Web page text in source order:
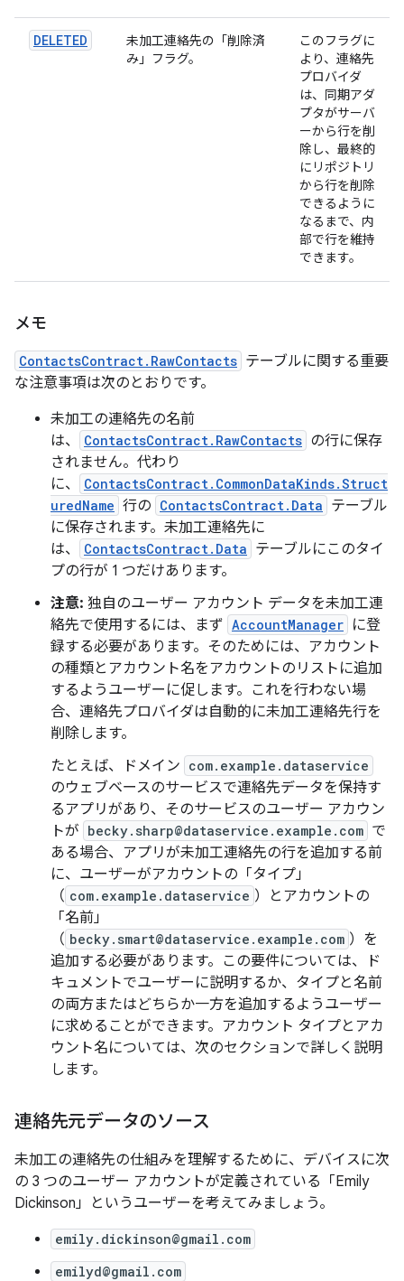
DELETED
未加工連絡先の「削除済
み」フラグ。
このフラグに
より、連絡先
プロバイダ
は、同期アダ
プタがサーバ
ーから行を削
除し、最終的
にリポジトリ
から行を削除
できるように
なるまで、内
部で行を維持
できます。
メモ
ContactsContract.RawContacts テーブルに関する重要
な注意事項は次のとおりです。
未加工の連絡先の名前
は、
ContactsContract.RawContacts の行に保存
されません。代わり
に、
ContactsContract.CommonDataKinds.Struct
uredName 行の ContactsContract.Data テーブル
に保存されます。未加工連絡先に
は、
ContactsContract.Data テーブルにこのタイ
プの行が 1 つだけあります。
注意: 独自のユーザー アカウント データを未加工連
絡先で使用するには、まず AccountManager に登
録する必要があります。そのためには、アカウント
の種類とアカウント名をアカウントのリストに追加
するようユーザーに促します。これを行わない場
合、連絡先プロバイダは自動的に未加工連絡先行を
削除します。
たとえば、ドメイン com.example.dataservice
のウェブベースのサービスで連絡先データを保持す
るアプリがあり、そのサービスのユーザー アカウン
トが becky.sharp@dataservice.example.com で
ある場合、アプリが未加工連絡先の行を追加する前
に、ユーザーがアカウントの「タイプ」
（ com.example.dataservice ）とアカウントの
「名前」
（ becky.smart@dataservice.example.com ）を
追加する必要があります。この要件については、ド
キュメントでユーザーに説明するか、タイプと名前
の両方またはどちらか一方を追加するようユーザー
に求めることができます。アカウント タイプとアカ
ウント名については、次のセクションで詳しく説明
します。
連絡先元データのソース
未加工の連絡先の仕組みを理解するために、デバイスに次
の 3 つのユーザー アカウントが定義されている「Emily
Dickinson」というユーザーを考えてみましょう。
emily.dickinson@gmail.com
emilyd@gmail.com